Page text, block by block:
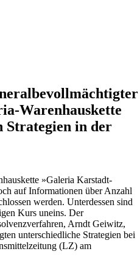
Warenhauskette
Strategien in der
»Galeria Karstadt-
auf Informationen über Anzahl
werden. Unterdessen sind
Kurs uneins. Der
Arndt Geiwitz,
unterschiedliche Strategien bei
(LZ) am